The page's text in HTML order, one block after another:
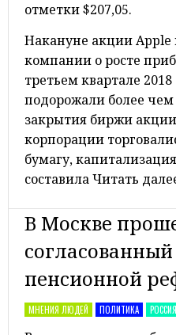
отметки $207,05.
Накануне акции Apple
компании о росте
третьем квартале
подорожали более
закрытия биржи
корпорации
бумагу,
составила Читать
В Москве
пенсионной
МНЕНИЯ ЛЮДЕЙ ПОЛИТИКА РОССИЯ